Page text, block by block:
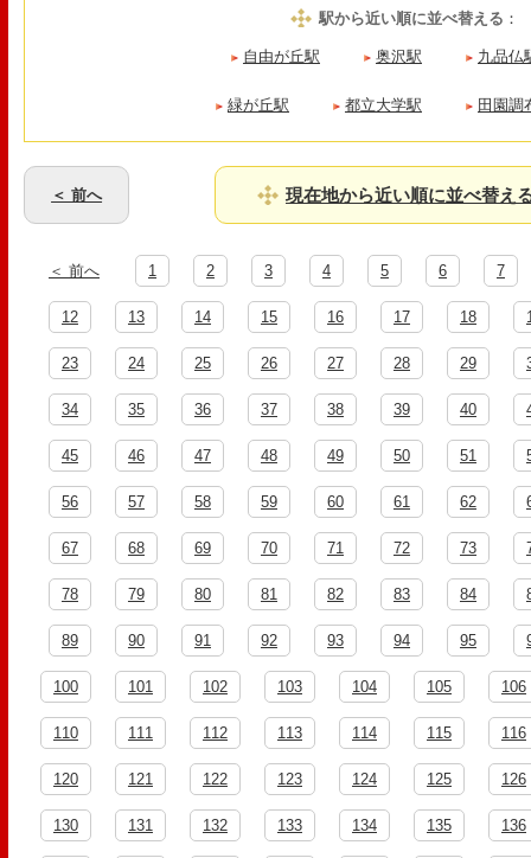
駅から近い順に並べ替える ：
自由が丘駅 奥沢駅 九品仏
緑が丘駅 都立大学駅 田園調
＜ 前へ 現在地から近い順に並べ替え
＜ 前へ 1 2 3 4 5 6 7
12 13 14 15 16 17 18
23 24 25 26 27 28 29
34 35 36 37 38 39 40
45 46 47 48 49 50 51
56 57 58 59 60 61 62
67 68 69 70 71 72 73
78 79 80 81 82 83 84
89 90 91 92 93 94 95
100 101 102 103 104 105 106
110 111 112 113 114 115 116
120 121 122 123 124 125 126
130 131 132 133 134 135 136